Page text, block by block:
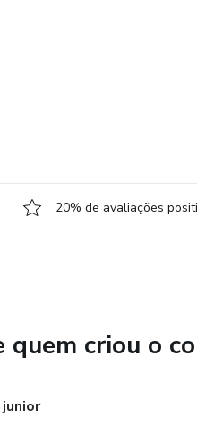
20% de avaliações
quem criou o